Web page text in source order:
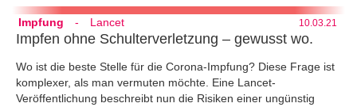
Impfung - Lancet 10.03.21
Impfen ohne Schulterverletzung – gewusst wo.
Wo ist die beste Stelle für die Corona-Impfung? Diese Frage ist
komplexer, als man vermuten möchte. Eine Lancet-
Veröffentlichung beschreibt nun die Risiken einer ungünstig